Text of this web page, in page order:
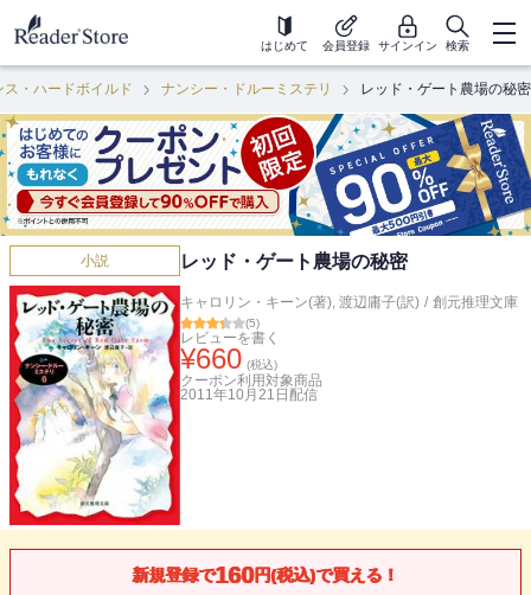
はじめて 会員登録 サインイン 検索
・ハードボイルド ナンシー・ドルーミステリ レッド・ゲート農場の秘密
小説 レッド・ゲート農場の秘密
キャロリン・キーン(著), 渡辺庸子(訳) / 創元推理文庫
(5)
レビューを書く
¥660 (税込)
クーポン利用対象商品
2011年10月21日 配信
新規登録で160円(税込)で買える！